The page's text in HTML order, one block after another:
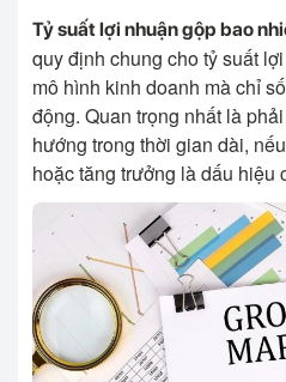
Tỷ suất lợi nhuận gộp bao
quy định chung cho tỷ suất
mô hình kinh doanh mà chỉ
động. Quan trọng nhất là
hướng trong thời gian dài,
hoặc tăng trưởng là dấu hiệu